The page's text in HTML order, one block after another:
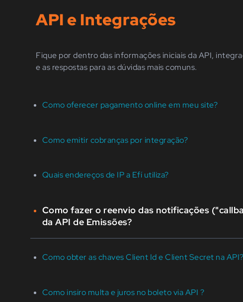
API e Integrações
Fique por dentro das informações iniciais da API,
e as respostas para as dúvidas mais comuns.
Como oferecer pagamento online em meu site?
Como emitir cobranças por integração?
Quais endereços de IP a Efí utiliza?
Como fazer o reenvio das notificações
da API de Emissões?
Como obter as chaves Client Id e Client Secret na API?
Como insiro multa e juros no boleto via API ?